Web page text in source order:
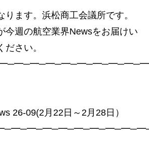
ります。浜松商工会議所です。
今週の航空業界Newsをお届けい
さい。
26-09(2月22日～2月28日）